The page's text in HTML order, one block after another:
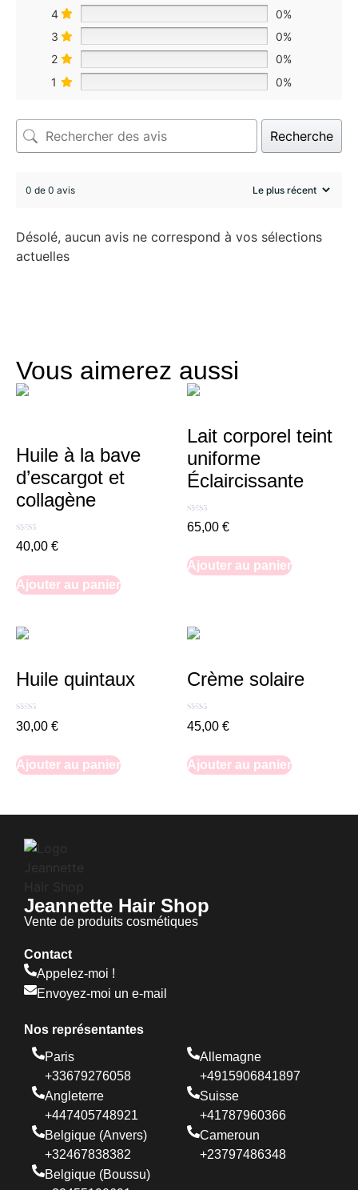
4
0%
3
0%
2
0%
1
0%
Recherche
0 de 0 avis
Désolé, aucun avis ne correspond à vos sélections
actuelles
Vous aimerez aussi
Huile à la bave
d’escargot et
collagène
Note
5.00
40,00 €
Ajouter au panier
Lait corporel teint
uniforme
Éclaircissante
Note
3.00
65,00 €
Ajouter au panier
Huile quintaux
Note
4.50
30,00 €
Ajouter au panier
Crème solaire
Note
5.00
45,00 €
Ajouter au panier
Jeannette Hair Shop
Vente de produits cosmétiques
Contact
Appelez-moi !
Envoyez-moi un e-mail
Nos représentantes
Paris
+33679276058
Angleterre
+447405748921
Belgique (Anvers)
+32467838382
Belgique (Boussu)
Allemagne
+4915906841897
Suisse
+41787960366
Cameroun
+23797486348